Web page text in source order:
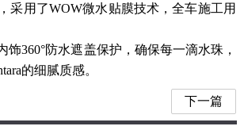
采用了WOW微水贴膜技术，全车施工用
饰360°防水遮盖保护，确保每一滴水珠，
的细腻质感。
下一篇